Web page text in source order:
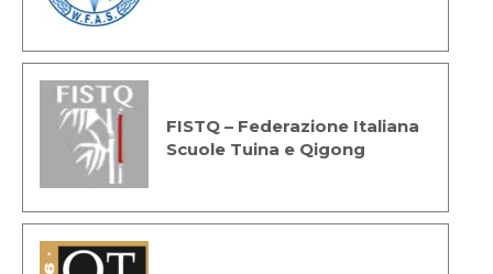
FISTQ – Federazione Italiana
Scuole Tuina e Qigong